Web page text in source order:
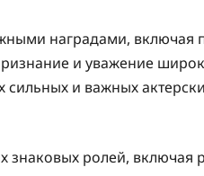
наградами, включая
и уважение
и важных
знаковых ролей, включая